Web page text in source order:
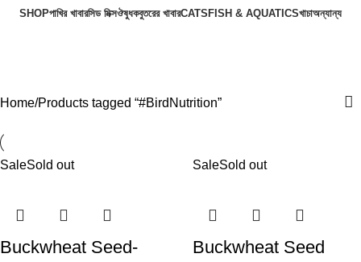
SHOPপাখির খাবারসিড মিক্সঔষুধকবুতরের খাবারCATS FISH & AQUATICSখাচাঅন্যান্য
Home Products tagged “#BirdNutrition”
SaleSold out
Buckwheat Seed-
SaleSold out
Buckwheat Seed